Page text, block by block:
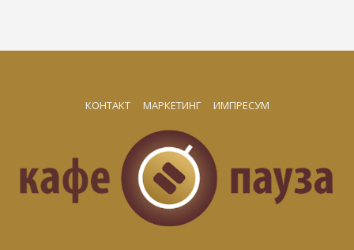
КОНТАКТ МАРКЕТИНГ ИМПРЕСУМ